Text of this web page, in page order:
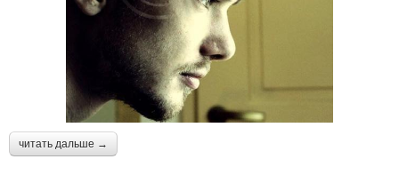
читать дальше →